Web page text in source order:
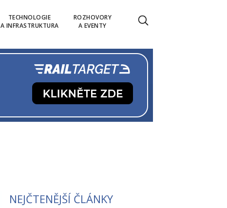
TECHNOLOGIE
A INFRASTRUKTURA
ROZHOVORY
A EVENTY
NEJČTENĚJŠÍ ČLÁNKY